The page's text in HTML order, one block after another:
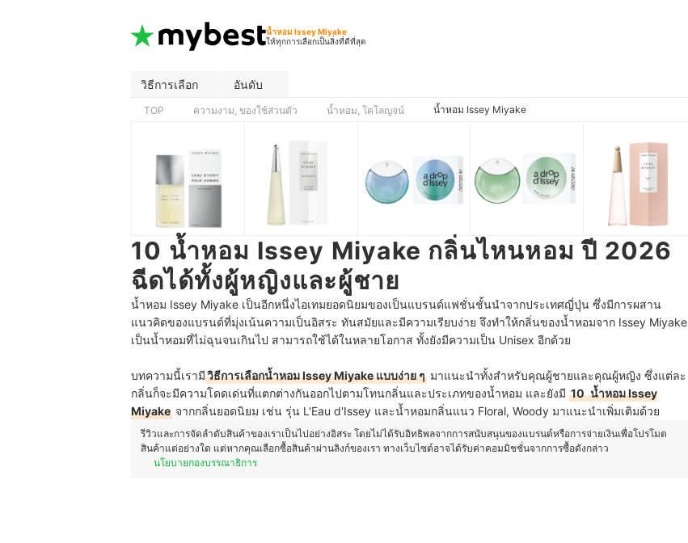
น้ำหอม Issey Miyake
ให้ทุกการเลือกเป็นสิ่งที่ดีที่สุด
วิธีการเลือก อันดับ
TOP ความงาม, ของใช้ส่วนตัว น้ำหอม, โคโลญจน์ น้ำหอม Issey Miyake
10 น้ำหอม Issey Miyake กลิ่นไหนหอม ปี 2026
ฉีดได้ทั้งผู้หญิงและผู้ชาย
น้ำหอม Issey Miyake เป็นอีกหนึ่งไอเทมยอดนิยมของเป็นแบรนด์แฟชั่นชั้นนำจากประเทศญี่ปุ่น ซึ่งมีการผสาน
แนวคิดของแบรนด์ที่มุ่งเน้นความเป็นอิสระ ทันสมัยและมีความเรียบง่าย จึงทำให้กลิ่นของน้ำหอมจาก Issey Miyake
เป็นน้ำหอมที่ไม่ฉุนจนเกินไป สามารถใช้ได้ในหลายโอกาส ทั้งยังมีความเป็น Unisex อีกด้วย
บทความนี้เรามีวิธีการเลือกน้ำหอม Issey Miyake แบบง่าย ๆ มาแนะนำทั้งสำหรับคุณผู้ชายและคุณผู้หญิง ซึ่งแต่ละ
กลิ่นก็จะมีความโดดเด่นที่แตกต่างกันออกไปตามโทนกลิ่นและประเภทของน้ำหอม และยังมี 10 น้ำหอม Issey
Miyake จากกลิ่นยอดนิยม เช่น รุ่น L'Eau d'Issey และน้ำหอมกลิ่นแนว Floral, Woody มาแนะนำเพิ่มเติมด้วย
รีวิวและการจัดลำดับสินค้าของเราเป็นไปอย่างอิสระ โดยไม่ได้รับอิทธิพลจากการสนับสนุนของแบรนด์หรือการจ่ายเงินเพื่อโปรโมต
สินค้าแต่อย่างใด แต่หากคุณเลือกซื้อสินค้าผ่านลิงก์ของเรา ทางเว็บไซต์อาจได้รับค่าคอมมิชชั่นจากการซื้อดังกล่าว
นโยบายกองบรรณาธิการ